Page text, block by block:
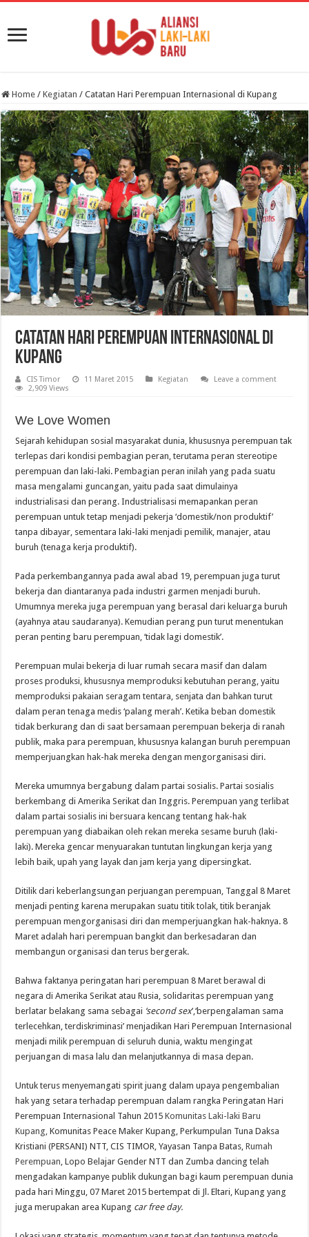
Home / Kegiatan / Catatan Hari Perempuan Internasional di Kupang
Catatan Hari Perempuan Internasional di
Kupang
CIS Timor 11 Maret 2015 Kegiatan
Leave a comment
2,909 Views
We Love Women
Sejarah kehidupan sosial masyarakat dunia, khususnya perempuan tak
terlepas dari kondisi pembagian peran, terutama peran stereotipe
perempuan dan laki-laki. Pembagian peran inilah yang pada suatu
masa mengalami guncangan, yaitu pada saat dimulainya
industrialisasi dan perang. Industrialisasi memapankan peran
perempuan untuk tetap menjadi pekerja ‘domestik/non produktif’
tanpa dibayar, sementara laki-laki menjadi pemilik, manajer, atau
buruh (tenaga kerja produktif).
Pada perkembangannya pada awal abad 19, perempuan juga turut
bekerja dan diantaranya pada industri garmen menjadi buruh.
Umumnya mereka juga perempuan yang berasal dari keluarga buruh
(ayahnya atau saudaranya). Kemudian perang pun turut menentukan
peran penting baru perempuan, ‘tidak lagi domestik’.
Perempuan mulai bekerja di luar rumah secara masif dan dalam
proses produksi, khususnya memproduksi kebutuhan perang, yaitu
memproduksi pakaian seragam tentara, senjata dan bahkan turut
dalam peran tenaga medis ‘palang merah’. Ketika beban domestik
tidak berkurang dan di saat bersamaan perempuan bekerja di ranah
publik, maka para perempuan, khususnya kalangan buruh perempuan
memperjuangkan hak-hak mereka dengan mengorganisasi diri.
Mereka umumnya bergabung dalam partai sosialis. Partai sosialis
berkembang di Amerika Serikat dan Inggris. Perempuan yang terlibat
dalam partai sosialis ini bersuara kencang tentang hak-hak
perempuan yang diabaikan oleh rekan mereka sesame buruh (laki-
laki). Mereka gencar menyuarakan tuntutan lingkungan kerja yang
lebih baik, upah yang layak dan jam kerja yang dipersingkat.
Ditilik dari keberlangsungan perjuangan perempuan, Tanggal 8 Maret
menjadi penting karena merupakan suatu titik tolak, titik beranjak
perempuan mengorganisasi diri dan memperjuangkan hak-haknya. 8
Maret adalah hari perempuan bangkit dan berkesadaran dan
membangun organisasi dan terus bergerak.
Bahwa faktanya peringatan hari perempuan 8 Maret berawal di
negara di Amerika Serikat atau Rusia, solidaritas perempuan yang
berlatar belakang sama sebagai ‘second sex’,‘berpengalaman sama
terlecehkan, terdiskriminasi’ menjadikan Hari Perempuan Internasional
menjadi milik perempuan di seluruh dunia, waktu mengingat
perjuangan di masa lalu dan melanjutkannya di masa depan.
Untuk terus menyemangati spirit juang dalam upaya pengembalian
hak yang setara terhadap perempuan dalam rangka Peringatan Hari
Perempuan Internasional Tahun 2015Komunitas Laki-laki Baru
Kupang, Komunitas Peace Maker Kupang, Perkumpulan Tuna Daksa
Kristiani (PERSANI) NTT, CIS TIMOR, Yayasan Tanpa Batas,Rumah
Perempuan , Lopo Belajar Gender NTT dan Zumba dancing telah
mengadakan kampanye publik dukungan bagi kaum perempuan dunia
pada hari Minggu, 07 Maret 2015 bertempat di Jl. Eltari, Kupang yang
juga merupakan area Kupang car free day.